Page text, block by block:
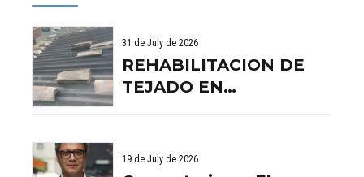
31 de July de 2026
REHABILITACION DE
TEJADO EN
19 de July de 2026